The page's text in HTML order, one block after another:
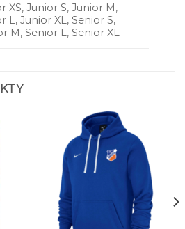
XS, Junior S, Junior M,
L, Junior XL, Senior S,
M, Senior L, Senior XL